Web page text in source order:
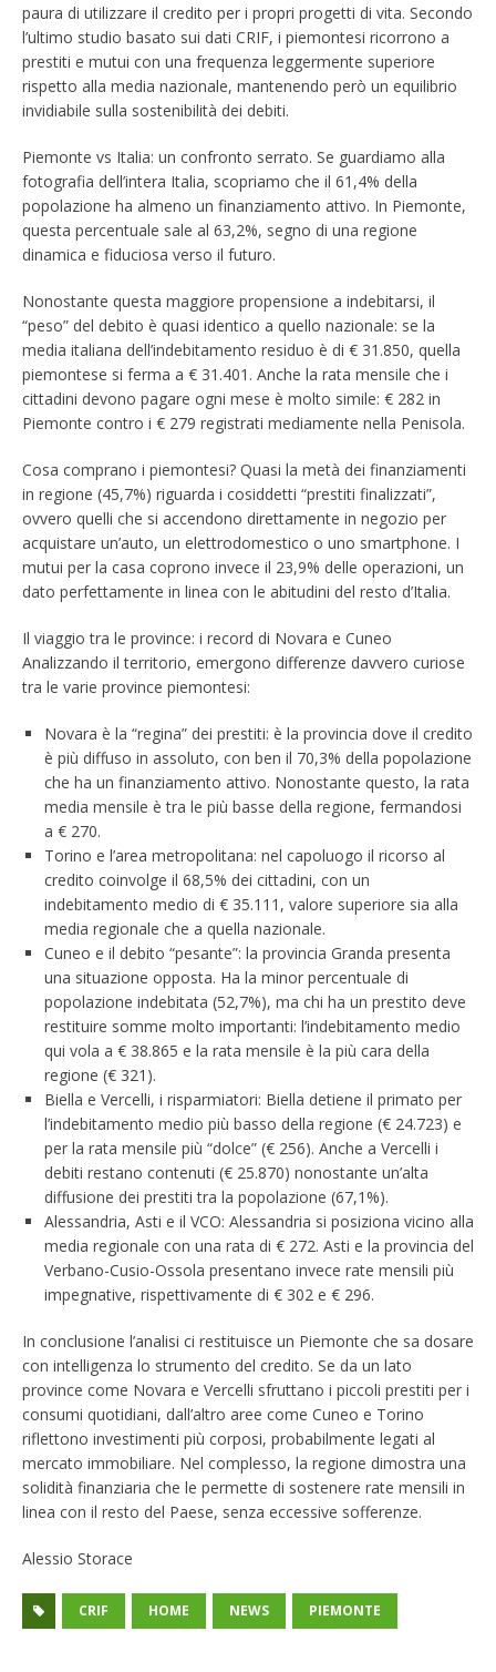
paura di utilizzare il credito per i propri progetti di vita. Secondo
l’ultimo studio basato sui dati CRIF, i piemontesi ricorrono a
prestiti e mutui con una frequenza leggermente superiore
rispetto alla media nazionale, mantenendo però un equilibrio
invidiabile sulla sostenibilità dei debiti.
Piemonte vs Italia: un confronto serrato. Se guardiamo alla
fotografia dell’intera Italia, scopriamo che il 61,4% della
popolazione ha almeno un finanziamento attivo. In Piemonte,
questa percentuale sale al 63,2%, segno di una regione
dinamica e fiduciosa verso il futuro.
Nonostante questa maggiore propensione a indebitarsi, il
“peso” del debito è quasi identico a quello nazionale: se la
media italiana dell’indebitamento residuo è di € 31.850, quella
piemontese si ferma a € 31.401. Anche la rata mensile che i
cittadini devono pagare ogni mese è molto simile: € 282 in
Piemonte contro i € 279 registrati mediamente nella Penisola.
Cosa comprano i piemontesi? Quasi la metà dei finanziamenti
in regione (45,7%) riguarda i cosiddetti “prestiti finalizzati”,
ovvero quelli che si accendono direttamente in negozio per
acquistare un’auto, un elettrodomestico o uno smartphone. I
mutui per la casa coprono invece il 23,9% delle operazioni, un
dato perfettamente in linea con le abitudini del resto d’Italia.
Il viaggio tra le province: i record di Novara e Cuneo
Analizzando il territorio, emergono differenze davvero curiose
tra le varie province piemontesi:
Novara è la “regina” dei prestiti: è la provincia dove il credito
è più diffuso in assoluto, con ben il 70,3% della popolazione
che ha un finanziamento attivo. Nonostante questo, la rata
media mensile è tra le più basse della regione, fermandosi
a € 270.
Torino e l’area metropolitana: nel capoluogo il ricorso al
credito coinvolge il 68,5% dei cittadini, con un
indebitamento medio di € 35.111, valore superiore sia alla
media regionale che a quella nazionale.
Cuneo e il debito “pesante”: la provincia Granda presenta
una situazione opposta. Ha la minor percentuale di
popolazione indebitata (52,7%), ma chi ha un prestito deve
restituire somme molto importanti: l’indebitamento medio
qui vola a € 38.865 e la rata mensile è la più cara della
regione (€ 321).
Biella e Vercelli, i risparmiatori: Biella detiene il primato per
l’indebitamento medio più basso della regione (€ 24.723) e
per la rata mensile più “dolce” (€ 256). Anche a Vercelli i
debiti restano contenuti (€ 25.870) nonostante un’alta
diffusione dei prestiti tra la popolazione (67,1%).
Alessandria, Asti e il VCO: Alessandria si posiziona vicino alla
media regionale con una rata di € 272. Asti e la provincia del
Verbano-Cusio-Ossola presentano invece rate mensili più
impegnative, rispettivamente di € 302 e € 296.
In conclusione l’analisi ci restituisce un Piemonte che sa dosare
con intelligenza lo strumento del credito. Se da un lato
province come Novara e Vercelli sfruttano i piccoli prestiti per i
consumi quotidiani, dall’altro aree come Cuneo e Torino
riflettono investimenti più corposi, probabilmente legati al
mercato immobiliare. Nel complesso, la regione dimostra una
solidità finanziaria che le permette di sostenere rate mensili in
linea con il resto del Paese, senza eccessive sofferenze.
Alessio Storace
CRIF HOME NEWS PIEMONTE